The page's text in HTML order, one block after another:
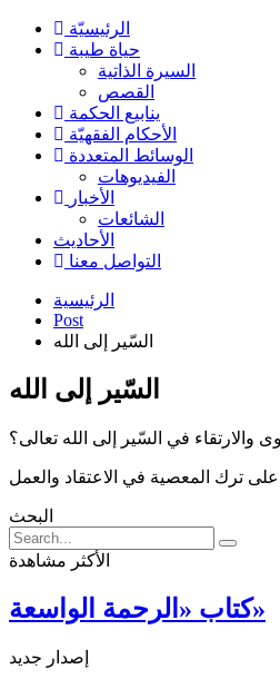
الرئیسیّة
حياة طيبة
السيرة الذاتية
القصص
ينابيع الحكمة
الأحکام الفقهیّة
الوسائط المتعددة
الفیدیوهات
الأخبار
الشائعات
الأحادیث
التواصل معنا
الرئيسية
Post
السّير إلى الله
السّير إلى الله
والارتقاء في السّير إلى الله تعالى؟
البحث
الأكثر مشاهدة
كتاب «الرحمة الواسعة»
إصدار جديد